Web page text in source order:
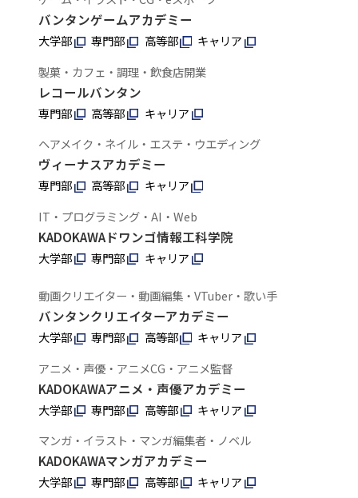
バンタンゲームアカデミー
大学部 専門部 高等部
キャリア
製菓・カフェ・調理・飲食店開業
レコールバンタン
専門部 高等部
キャリア
ヘアメイク・ネイル・エステ・ウエディング
ヴィーナスアカデミー
専門部 高等部
キャリア
IT・プログラミング・AI・Web
KADOKAWAドワンゴ情報工科学院
大学部 専門部 キャリア
動画クリエイター・動画編集・VTuber・歌い手
バンタンクリエイターアカデミー
大学部 専門部 高等部
キャリア
アニメ・声優・アニメCG・アニメ監督
KADOKAWAアニメ・声優アカデミー
大学部 専門部 高等部
キャリア
マンガ・イラスト・マンガ編集者・ノベル
KADOKAWAマンガアカデミー
大学部 専門部 高等部
キャリア